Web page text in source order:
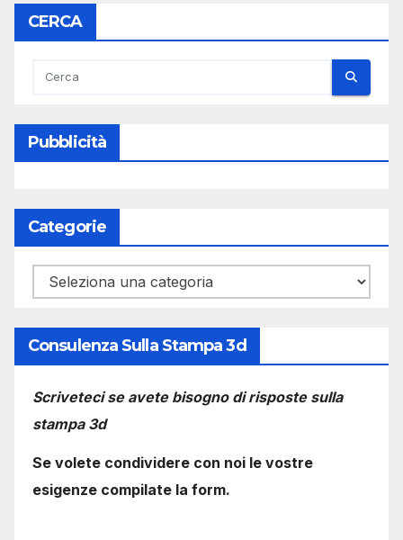
CERCA
Pubblicità
Categorie
Categorie
Consulenza Sulla Stampa 3d
Scriveteci se avete bisogno di risposte sulla
stampa 3d
Se volete condividere con noi le vostre
esigenze compilate la form.